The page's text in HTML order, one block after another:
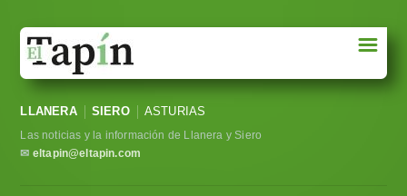
Sociedad
Política
☰
LLANERA SIERO ASTURIAS
Las noticias y la información de Llanera y Siero
✉ eltapin@eltapin.com